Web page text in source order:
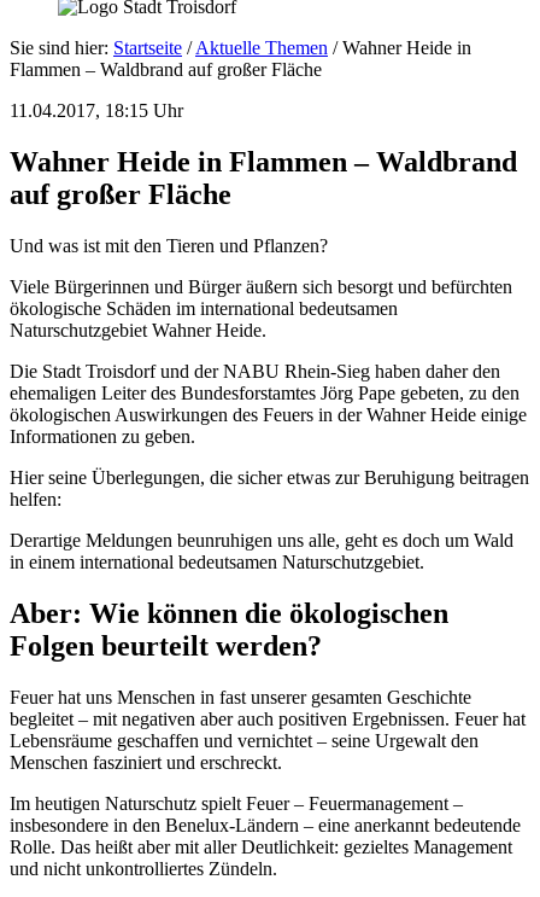
Sie sind hier: Startseite /Aktuelle Themen /Wahner Heide in
Flammen – Waldbrand auf großer Fläche
11.04.2017, 18:15 Uhr
Wahner Heide in Flammen – Waldbrand
auf großer Fläche
Und was ist mit den Tieren und Pflanzen?
Viele Bürgerinnen und Bürger äußern sich besorgt und befürchten
ökologische Schäden im international bedeutsamen
Naturschutzgebiet Wahner Heide.
Die Stadt Troisdorf und der NABU Rhein-Sieg haben daher den
ehemaligen Leiter des Bundesforstamtes Jörg Pape gebeten, zu den
ökologischen Auswirkungen des Feuers in der Wahner Heide einige
Informationen zu geben.
Hier seine Überlegungen, die sicher etwas zur Beruhigung beitragen
helfen:
Derartige Meldungen beunruhigen uns alle, geht es doch um Wald
in einem international bedeutsamen Naturschutzgebiet.
Aber: Wie können die ökologischen
Folgen beurteilt werden?
Feuer hat uns Menschen in fast unserer gesamten Geschichte
begleitet – mit negativen aber auch positiven Ergebnissen. Feuer hat
Lebensräume geschaffen und vernichtet – seine Urgewalt den
Menschen fasziniert und erschreckt.
Im heutigen Naturschutz spielt Feuer – Feuermanagement –
insbesondere in den Benelux-Ländern – eine anerkannt bedeutende
Rolle. Das heißt aber mit aller Deutlichkeit: gezieltes Management
und nicht unkontrolliertes Zündeln.